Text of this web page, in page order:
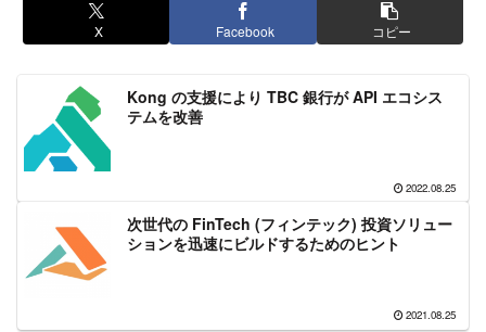
X Facebook コピー
Kong の支援により TBC 銀行が API エコシス
テムを改善
2022.08.25
次世代の FinTech (フィンテック) 投資ソリュー
ションを迅速にビルドするためのヒント
2021.08.25